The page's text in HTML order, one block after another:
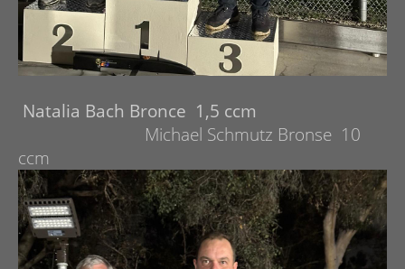
Natalia Bach Bronce 1,5 ccm
Michael Schmutz Bronse 10
ccm